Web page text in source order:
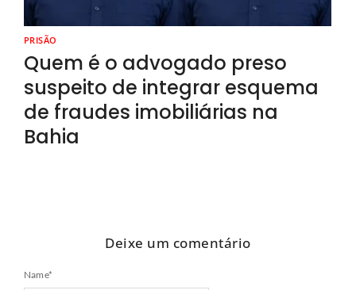
PRISÃO
Quem é o advogado preso
suspeito de integrar esquema
de fraudes imobiliárias na
Bahia
Deixe um comentário
Name*